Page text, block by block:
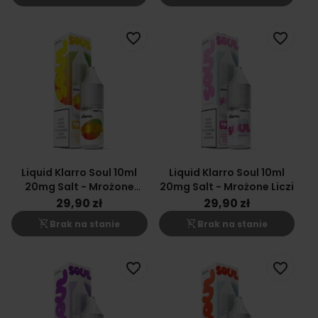
Liquid Klarro Soul 10ml
20mg Salt - Mrożone
Mango
29,90 zł
shopping_cart_off Brak na stanie
favorite_border
Liquid Klarro Soul 10ml
20mg Salt - Mrożone Liczi
29,90 zł
shopping_cart_off Brak na stanie
favorite_border
favorite_border favorite_border